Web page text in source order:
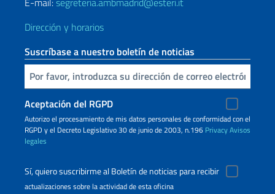
Dirección y horarios
Suscríbase a nuestro boletín de noticias
Inserta tu correo electronico
Aceptación del RGPD
Autorizo ​​el procesamiento de mis datos personales de conformidad con el
RGPD y el Decreto Legislativo 30 de junio de 2003, n.196 PrivacyAvisos
legales
Sí, quiero suscribirme al Boletín de noticias para recibir
actualizaciones sobre la actividad de esta oficina